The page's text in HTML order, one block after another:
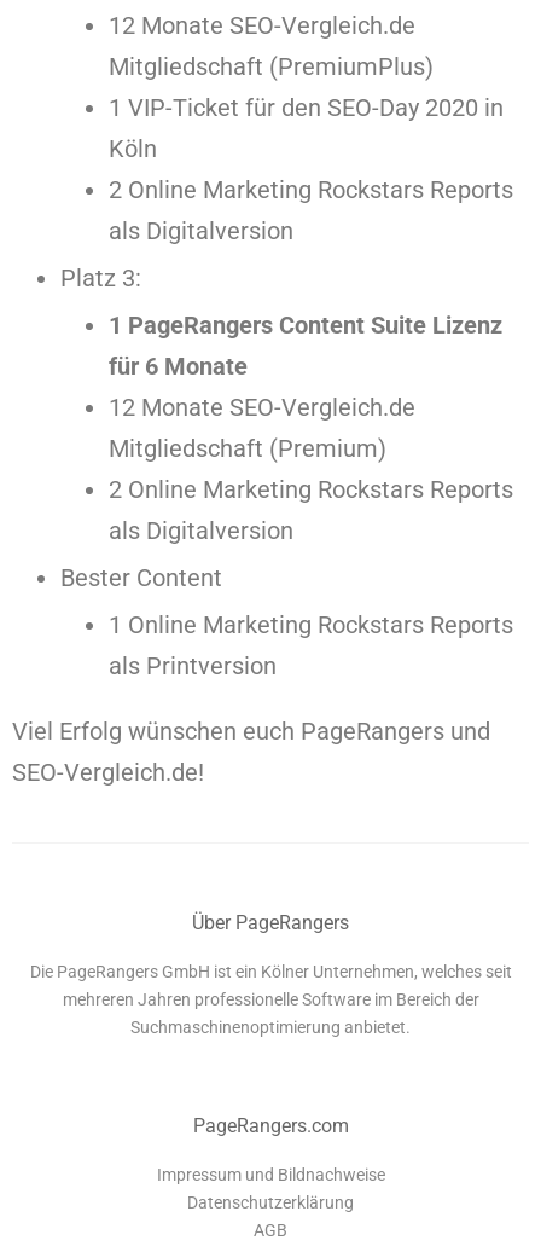
12 Monate SEO-Vergleich.de
Mitgliedschaft (PremiumPlus)
1 VIP-Ticket für den SEO-Day 2020 in
Köln
2 Online Marketing Rockstars Reports
als Digitalversion
Platz 3:
1 PageRangers Content Suite Lizenz
für 6 Monate
12 Monate SEO-Vergleich.de
Mitgliedschaft (Premium)
2 Online Marketing Rockstars Reports
als Digitalversion
Bester Content
1 Online Marketing Rockstars Reports
als Printversion
Viel Erfolg wünschen euch PageRangers und
SEO-Vergleich.de!
Über PageRangers
Die PageRangers GmbH ist ein Kölner Unternehmen, welches seit
mehreren Jahren professionelle Software im Bereich der
Suchmaschinenoptimierung anbietet.
PageRangers.com
Impressum und Bildnachweise
Datenschutzerklärung
AGB